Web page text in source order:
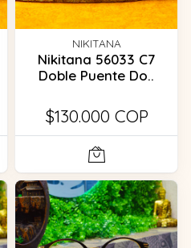
NIKITANA
Nikitana 56033 C7
Doble Puente Do..
$130.000 COP